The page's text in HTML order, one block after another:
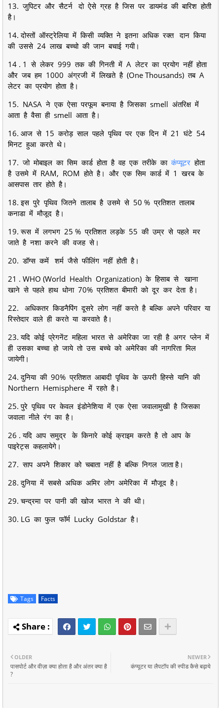
13. जुपिटर और सैटर्न दो ऐसे ग्रह है जिस पर डायमंड की बारिश होती
है।
14. दोस्तों ऑस्ट्रेलिया में किसी व्यक्ति ने इतना अधिक रक्त दान किया
की उससे 24 लाख बच्चो की जान बचाई गयी।
14 . 1 से लेकर 999 तक की गिनती में A लेटर का प्रयोग नहीं होता
और जब हम 1000 अंग्रजी में लिखते है (One Thousands) तब A
लेटर का प्रयोग होता है।
15. NASA ने एक ऐसा परफूम बनाया है जिसका smell अंतरिक्ष में
आता है वैसा ही smell आता है।
16. आज से 15 करोड़ साल पहले पृथिव पर एक दिन में 21 घंटे 54
मिनट हुआ करते थे।
17. जो मोबाइल का सिम कार्ड होता है वह एक तरीके काकंप्यूटर होता
है उसमे में RAM, ROM होते है। और एक सिम कार्ड में 1 खरब के
आसपास तार होते है।
18. इस पुरे पृथिव जितने तालाब है उसमे से 50 % प्रतिशत तालाब
कनाडा में मौजूद है।
19. रूस में लगभग 25 % प्रतिशत लड़के 55 की उम्र से पहले मर
जाते है नशा करने की वजह से।
20. डॉग्स कमें शर्म जैसे फीलिंग नहीं होती है।
21 . WHO (World Health Organization) के हिसाब से खाना
खाने से पहले हाथ धोना 70% प्रतिशत बीमारी को दूर कर देता है।
22. अधिकतर किडनैपिंग दूसरे लोग नहीं करते है बल्कि अपने परिवार या
रिस्तेदार वाले ही करते या करवाते है।
23. यदि कोई प्रेगनेंट महिला भारत से अमेरिका जा रही है अगर प्लेन में
ही उसका बच्चा हो जाये तो उस बच्चे को अमेरिका की नागरिता मिल
जायेगी।
24. दुनिया की 90% प्रतिशत आबादी पृथिव के ऊपरी हिस्से यानि की
Northern Hemisphere में रहते है।
25. पुरे पृथिव पर केवल इंडोनेशिया में एक ऐसा जवालामुखी है जिसका
जवाला नीले रंग का है।
26 . यदि आप समुद्र के किनारे कोई क्राइम करते है तो आप के
पाइरेट्स कहलायेगे।
27. साप अपने शिकार को चबाता नहीं है बल्कि निगल जाता है।
28. दुनिया में सबसे अधिक अमिर लोग अमेरिका में मौजूद है।
29. चन्द्रमा पर पानी की खोज भारत ने की थी।
30. LG का फुल फॉर्म Lucky Goldstar है।
Tags Facts
NEWER
कंप्यूटर या लैपटॉप की स्पीड कैसे बढ़ाये
OLDER
पासपोर्ट और वीज़ा क्या होता है और अंतर क्या है
?